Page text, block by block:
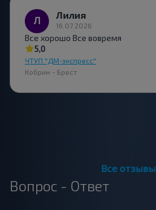
Лилия
16.07.2026
Все хорошо Все вовремя
5,0
ЧТУП "ДМ-экспресс"
Кобрин - Брест
Все отзывы
Вопрос - Ответ